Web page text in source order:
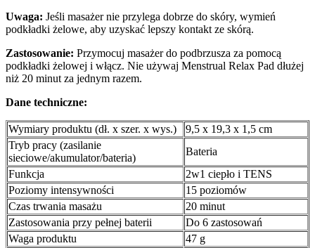
Uwaga: Jeśli masażer nie przylega dobrze do skóry, wymień
podkładki żelowe, aby uzyskać lepszy kontakt ze skórą.
Zastosowanie: Przymocuj masażer do podbrzusza za pomocą
podkładki żelowej i włącz. Nie używaj Menstrual Relax Pad dłużej
niż 20 minut za jednym razem.
Dane techniczne:
Wymiary produktu (dł. x szer. x wys.)
9,5 x 19,3 x 1,5 cm
Tryb pracy (zasilanie
sieciowe/akumulator/bateria)
Bateria
Funkcja
2w1 ciepło i TENS
Poziomy intensywności
15 poziomów
Czas trwania masażu
20 minut
Zastosowania przy pełnej baterii
Do 6 zastosowań
Waga produktu
47 g